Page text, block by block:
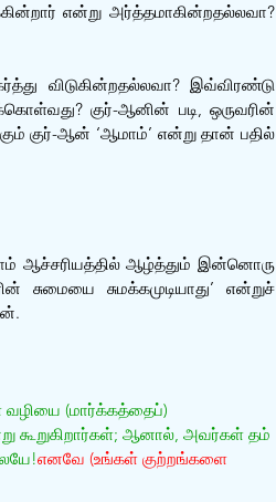
என்று அர்த்தமாகின்றதல்லவா?
விடுகின்றதல்லவா? இவ்விரண்டு
குர்-ஆனின் படி, ஒருவரின்
குர்-ஆன் ‘ஆமாம்’ என்று தான் பதில்
ஆச்சரியத்தில் ஆழ்த்தும் இன்னொரு
சுமக்கமுடியாது’ என்றுச்
வழியை (மார்க்கத்தைப்)
கூறுகிறார்கள்; ஆனால், அவர்கள் தம்
எனவே (உங்கள் குற்றங்களை